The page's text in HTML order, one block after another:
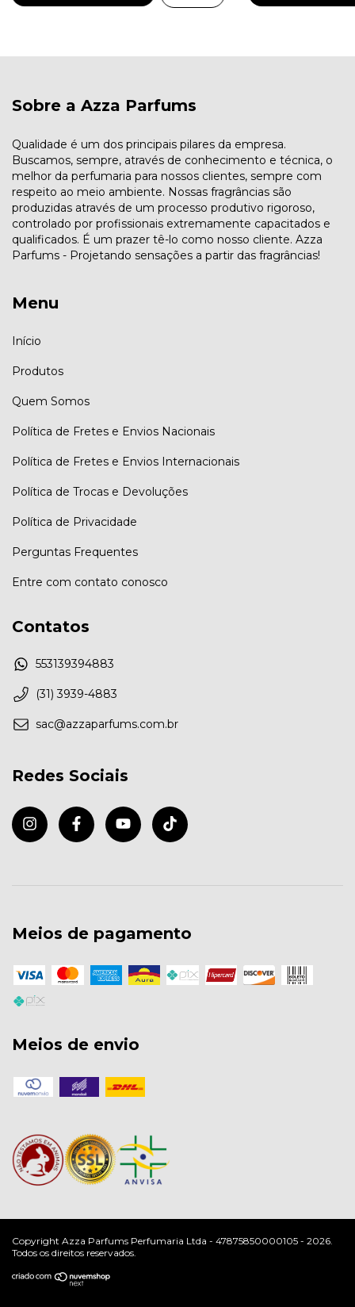
Sobre a Azza Parfums
Qualidade é um dos principais pilares da empresa.
Buscamos, sempre, através de conhecimento e técnica, o
melhor da perfumaria para nossos clientes, sempre com
respeito ao meio ambiente. Nossas fragrâncias são
produzidas através de um processo produtivo rigoroso,
controlado por profissionais extremamente capacitados e
qualificados. É um prazer tê-lo como nosso cliente. Azza
Parfums - Projetando sensações a partir das fragrâncias!
Menu
Início
Produtos
Quem Somos
Política de Fretes e Envios Nacionais
Política de Fretes e Envios Internacionais
Política de Trocas e Devoluções
Política de Privacidade
Perguntas Frequentes
Entre com contato conosco
Contatos
553139394883
(31) 3939-4883
sac@azzaparfums.com.br
Redes Sociais
Meios de pagamento
Meios de envio
Copyright Azza Parfums Perfumaria Ltda - 47875850000105 - 2026.
Todos os direitos reservados.